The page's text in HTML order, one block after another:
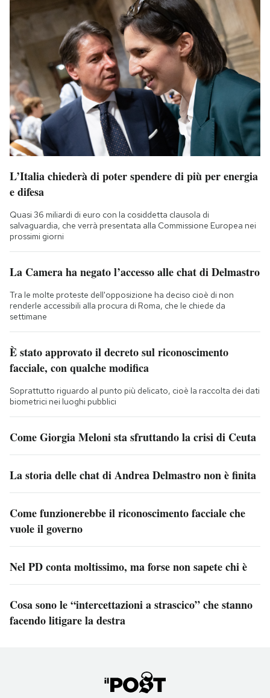
L’Italia chiederà di poter spendere di più per energia
e difesa
Quasi 36 miliardi di euro con la cosiddetta clausola di
salvaguardia, che verrà presentata alla Commissione Europea nei
prossimi giorni
La Camera ha negato l’accesso alle chat di Delmastro
Tra le molte proteste dell'opposizione ha deciso cioè di non
renderle accessibili alla procura di Roma, che le chiede da
settimane
È stato approvato il decreto sul riconoscimento
facciale, con qualche modifica
Soprattutto riguardo al punto più delicato, cioè la raccolta dei dati
biometrici nei luoghi pubblici
Come Giorgia Meloni sta sfruttando la crisi di Ceuta
La storia delle chat di Andrea Delmastro non è finita
Come funzionerebbe il riconoscimento facciale che
vuole il governo
Nel PD conta moltissimo, ma forse non sapete chi è
Cosa sono le “intercettazioni a strascico” che stanno
facendo litigare la destra